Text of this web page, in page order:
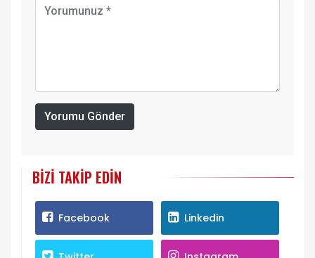
Yorumu Gönder
BIZI TAKIP EDIN
Facebook Linkedin